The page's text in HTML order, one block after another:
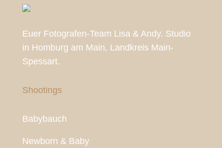
Euer Fotografen-Team Lisa & Andy. Studio
in Homburg am Main, Landkreis Main-
Spessart.
Shootings
Babybauch
Newborn & Baby